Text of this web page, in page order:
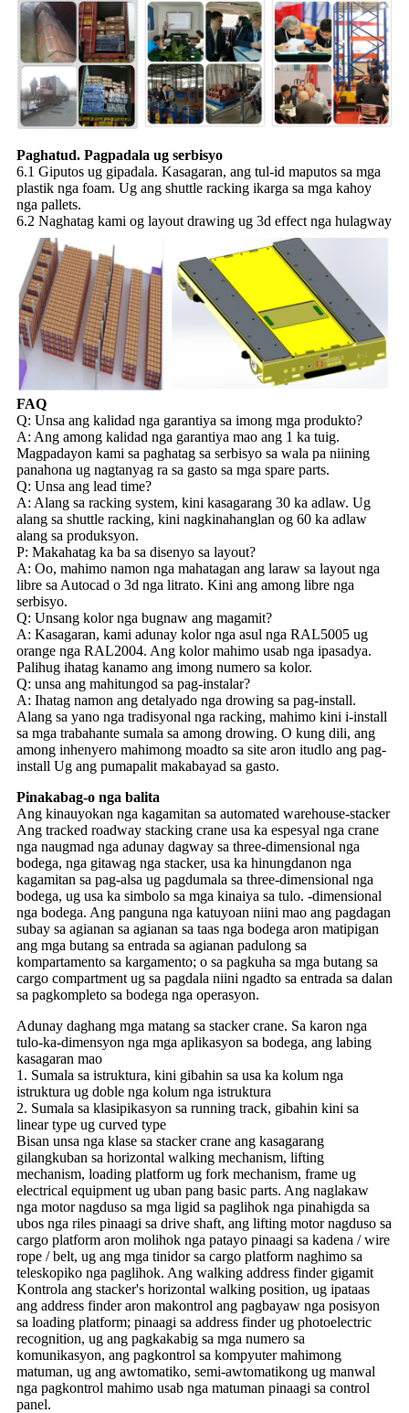
Paghatud. Pagpadala ug serbisyo
6.1 Giputos ug gipadala. Kasagaran, ang tul-id maputos sa mga
plastik nga foam. Ug ang shuttle racking ikarga sa mga kahoy
nga pallets.
6.2 Naghatag kami og layout drawing ug 3d effect nga hulagway
FAQ
Q: Unsa ang kalidad nga garantiya sa imong mga produkto?
A: Ang among kalidad nga garantiya mao ang 1 ka tuig.
Magpadayon kami sa paghatag sa serbisyo sa wala pa niining
panahona ug nagtanyag ra sa gasto sa mga spare parts.
Q: Unsa ang lead time?
A: Alang sa racking system, kini kasagarang 30 ka adlaw. Ug
alang sa shuttle racking, kini nagkinahanglan og 60 ka adlaw
alang sa produksyon.
P: Makahatag ka ba sa disenyo sa layout?
A: Oo, mahimo namon nga mahatagan ang laraw sa layout nga
libre sa Autocad o 3d nga litrato. Kini ang among libre nga
serbisyo.
Q: Unsang kolor nga bugnaw ang magamit?
A: Kasagaran, kami adunay kolor nga asul nga RAL5005 ug
orange nga RAL2004. Ang kolor mahimo usab nga ipasadya.
Palihug ihatag kanamo ang imong numero sa kolor.
Q: unsa ang mahitungod sa pag-instalar?
A: Ihatag namon ang detalyado nga drowing sa pag-install.
Alang sa yano nga tradisyonal nga racking, mahimo kini i-install
sa mga trabahante sumala sa among drowing. O kung dili, ang
among inhenyero mahimong moadto sa site aron itudlo ang pag-
install Ug ang pumapalit makabayad sa gasto.
Pinakabag-o nga balita
Ang kinauyokan nga kagamitan sa automated warehouse-stacker
Ang tracked roadway stacking crane usa ka espesyal nga crane
nga naugmad nga adunay dagway sa three-dimensional nga
bodega, nga gitawag nga stacker, usa ka hinungdanon nga
kagamitan sa pag-alsa ug pagdumala sa three-dimensional nga
bodega, ug usa ka simbolo sa mga kinaiya sa tulo. -dimensional
nga bodega. Ang panguna nga katuyoan niini mao ang pagdagan
subay sa agianan sa agianan sa taas nga bodega aron matipigan
ang mga butang sa entrada sa agianan padulong sa
kompartamento sa kargamento; o sa pagkuha sa mga butang sa
cargo compartment ug sa pagdala niini ngadto sa entrada sa dalan
sa pagkompleto sa bodega nga operasyon.
Adunay daghang mga matang sa stacker crane. Sa karon nga
tulo-ka-dimensyon nga mga aplikasyon sa bodega, ang labing
kasagaran mao
1. Sumala sa istruktura, kini gibahin sa usa ka kolum nga
istruktura ug doble nga kolum nga istruktura
2. Sumala sa klasipikasyon sa running track, gibahin kini sa
linear type ug curved type
Bisan unsa nga klase sa stacker crane ang kasagarang
gilangkuban sa horizontal walking mechanism, lifting
mechanism, loading platform ug fork mechanism, frame ug
electrical equipment ug uban pang basic parts. Ang naglakaw
nga motor nagduso sa mga ligid sa paglihok nga pinahigda sa
ubos nga riles pinaagi sa drive shaft, ang lifting motor nagduso sa
cargo platform aron molihok nga patayo pinaagi sa kadena / wire
rope / belt, ug ang mga tinidor sa cargo platform naghimo sa
teleskopiko nga paglihok. Ang walking address finder gigamit
Kontrola ang stacker's horizontal walking position, ug ipataas
ang address finder aron makontrol ang pagbayaw nga posisyon
sa loading platform; pinaagi sa address finder ug photoelectric
recognition, ug ang pagkakabig sa mga numero sa
komunikasyon, ang pagkontrol sa kompyuter mahimong
matuman, ug ang awtomatiko, semi-awtomatikong ug manwal
nga pagkontrol mahimo usab nga matuman pinaagi sa control
panel.